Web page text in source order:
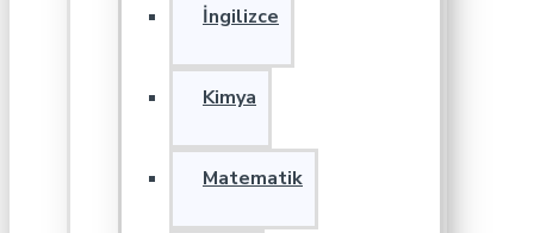
İngilizce
Kimya
Matematik